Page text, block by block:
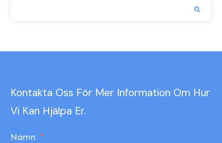
Kontakta Oss För Mer Information Om Hur
Vi Kan Hjälpa Er.
Namn